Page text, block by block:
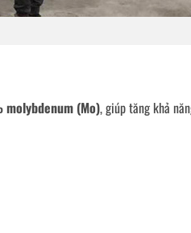
molybdenum (Mo), giúp tăng khả